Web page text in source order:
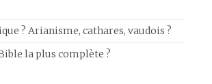
? Arianisme, cathares, vaudois ?
la plus complète ?